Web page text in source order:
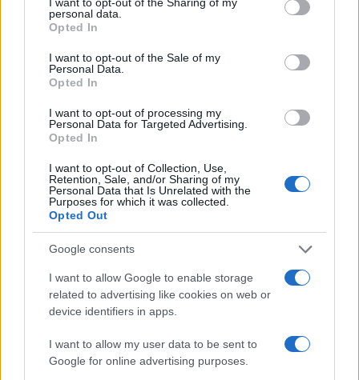
grant or deny consent to Google and its third-party tags to
use your data for below specified purposes in below Google
consent section.
personal data.
Opted In
I want to opt-out of the Sale of my
Personal Data.
Opted In
I want to opt-out of processing my
Personal Data for Targeted Advertising.
Opted In
I want to opt-out of Collection, Use,
Retention, Sale, and/or Sharing of my
Personal Data that Is Unrelated with the
Purposes for which it was collected.
Opted Out
Google consents
I want to allow Google to enable storage
related to advertising like cookies on web or
device identifiers in apps.
I want to allow my user data to be sent to
Google for online advertising purposes.
πίστεψαν στο πρόσωπό μου και συμπορεύθηκαν
μαζί μου στους ατομικούς αγώνες μου με την
πεποίθηση πως δεν τους πρόδωσα ποτέ, με την
ευχή πως δεν τους απογοήτευσα ποτέ και με την
ξανανταμώσουμε σε κοινές μάχες για τα ιδανικά
ΔΙΑΦΗΜΙΣΗ